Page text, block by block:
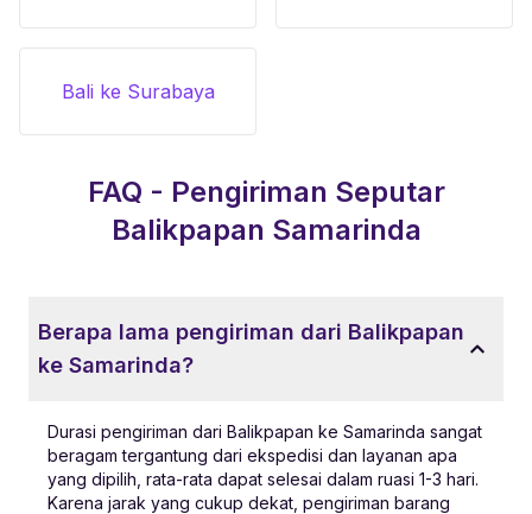
Bali ke Surabaya
FAQ - Pengiriman Seputar
Balikpapan Samarinda
Berapa lama pengiriman dari Balikpapan
ke Samarinda?
Durasi pengiriman dari Balikpapan ke Samarinda sangat
beragam tergantung dari ekspedisi dan layanan apa
yang dipilih, rata-rata dapat selesai dalam ruasi 1-3 hari.
Karena jarak yang cukup dekat, pengiriman barang